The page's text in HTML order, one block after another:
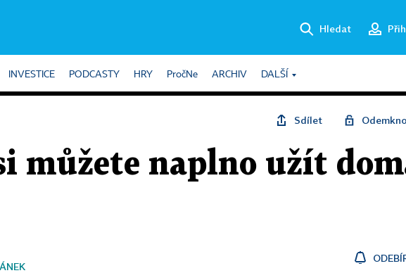
Hledat
INVESTICE PODCASTY HRY PročNe ARCHIV DALŠÍ
Sdílet
můžete naplno užít